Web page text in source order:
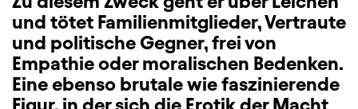
und tötet Familienmitglieder, Vertraute
und politische Gegner, frei von
Empathie oder moralischen Bedenken.
Eine ebenso brutale wie faszinierende
Figur, in der sich die Erotik der Macht